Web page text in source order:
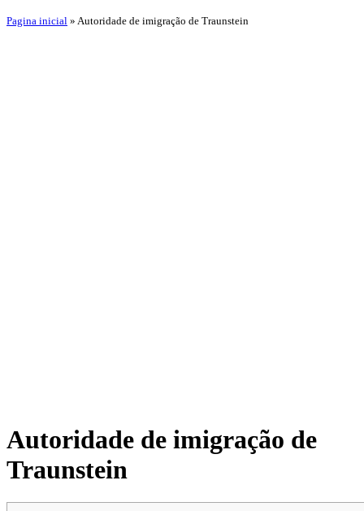
Pagina inicial » Autoridade de imigração de Traunstein
Autoridade de imigração de
Traunstein